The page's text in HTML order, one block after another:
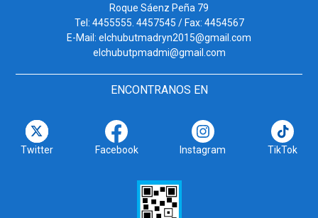
Roque Sáenz Peña 79
Tel: 4455555. 4457545 / Fax: 4454567
E-Mail: elchubutmadryn2015@gmail.com
elchubutpmadmi@gmail.com
ENCONTRANOS EN
Twitter Facebook Instagram TikTok